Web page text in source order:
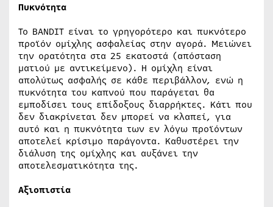
Πυκνότητα
Το BANDIT είναι το γρηγορότερο και πυκνότερο
προϊόν ομίχλης ασφαλείας στην αγορά. Μειώνει
την ορατότητα στα 25 εκατοστά (απόσταση
ματιού με αντικείμενο). Η ομίχλη είναι
απολύτως ασφαλής σε κάθε περιβάλλον, ενώ η
πυκνότητα του καπνού που παράγεται θα
εμποδίσει τους επίδοξους διαρρήκτες. Κάτι που
δεν διακρίνεται δεν μπορεί να κλαπεί, για
αυτό και η πυκνότητα των εν λόγω προϊόντων
αποτελεί κρίσιμο παράγοντα. Καθυστέρει την
διάλυση της ομίχλης και αυξάνει την
αποτελεσματικότητα της.
Αξιοπιστία